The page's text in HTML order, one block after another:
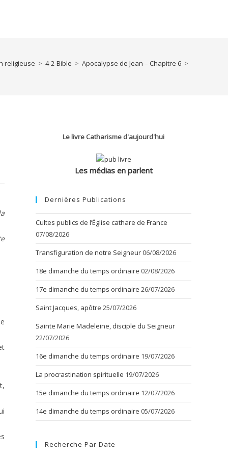
religieuse > 4-2-Bible > Apocalypse de Jean – Chapitre 6 >
Le livre Catharisme d'aujourd'hui
Les médias en parlent
Dernières Publications
Cultes publics de l’Église cathare de France
07/08/2026
Transfiguration de notre Seigneur 06/08/2026
18e dimanche du temps ordinaire 02/08/2026
17e dimanche du temps ordinaire 26/07/2026
Saint Jacques, apôtre 25/07/2026
Sainte Marie Madeleine, disciple du Seigneur
22/07/2026
16e dimanche du temps ordinaire 19/07/2026
La procrastination spirituelle 19/07/2026
15e dimanche du temps ordinaire 12/07/2026
14e dimanche du temps ordinaire 05/07/2026
Recherche Par Date